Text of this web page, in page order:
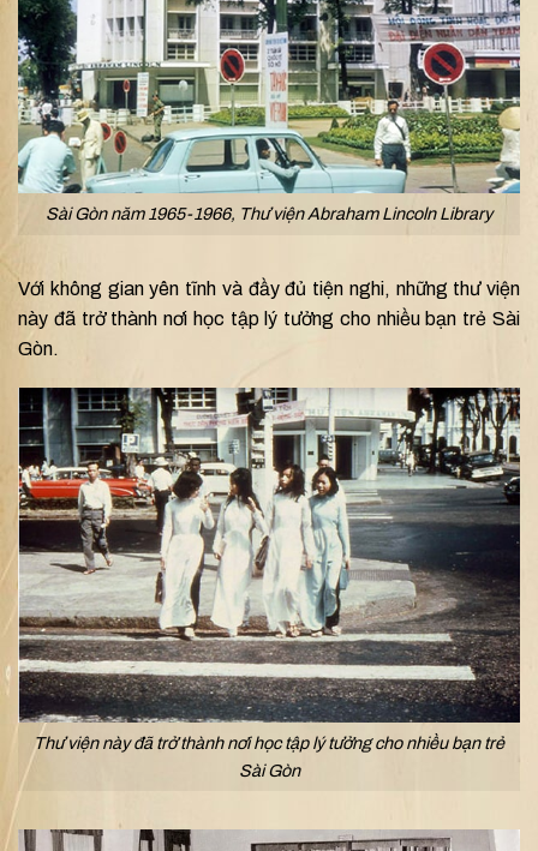
Sài Gòn năm 1965-1966, Thư viện Abraham Lincoln Library
Với không gian yên tĩnh và đầy đủ tiện nghi, những thư viện
này đã trở thành nơi học tập lý tưởng cho nhiều bạn trẻ Sài
Gòn.
Thư viện này đã trở thành nơi học tập lý tưởng cho nhiều bạn trẻ
Sài Gòn